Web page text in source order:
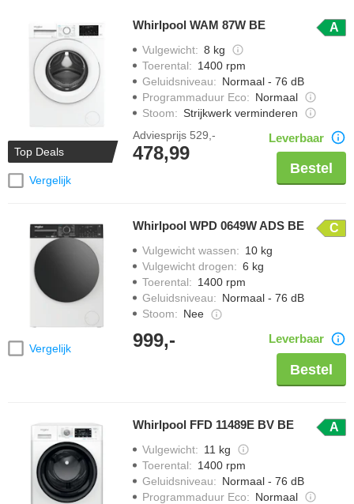
Top Deals
Vergelijk
Whirlpool WAM 87W BE A
Vulgewicht: 8 kg
Toerental: 1400 rpm
Geluidsniveau: Normaal - 76 dB
Programmaduur Eco: Normaal
Stoom: Strijkwerk verminderen
Adviesprijs 529,-
478,99
Leverbaar
Bestel
Vergelijk
Whirlpool WPD 0649W ADS BE C
Vulgewicht wassen: 10 kg
Vulgewicht drogen: 6 kg
Toerental: 1400 rpm
Geluidsniveau: Normaal - 76 dB
Stoom: Nee
999,- Leverbaar
Bestel
Whirlpool FFD 11489E BV BE A
Vulgewicht: 11 kg
Toerental: 1400 rpm
Geluidsniveau: Normaal - 76 dB
Programmaduur Eco: Normaal